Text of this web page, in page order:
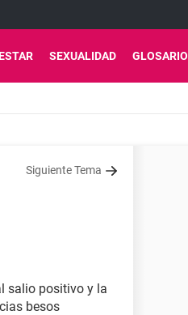
SEXUALIDAD GLOSARIO
Siguiente Tema
salio positivo y la
besos